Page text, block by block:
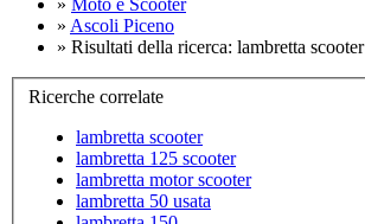
» Moto e Scooter
» Ascoli Piceno
» Risultati della ricerca: lambretta scooter
Ricerche correlate
lambretta scooter
lambretta 125 scooter
lambretta motor scooter
lambretta 50 usata